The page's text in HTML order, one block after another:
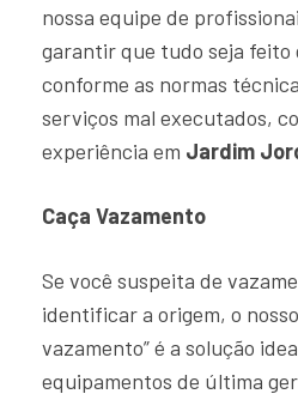
nossa equipe de
garantir que tudo seja feito
conforme as normas
serviços mal executados,
experiência em Jardim
Caça Vazamento
Se você suspeita de
identificar a origem, o
vazamento” é a solução
equipamentos de última